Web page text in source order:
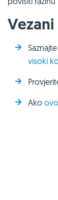
Vezani
Saznajte
visoki
Ako